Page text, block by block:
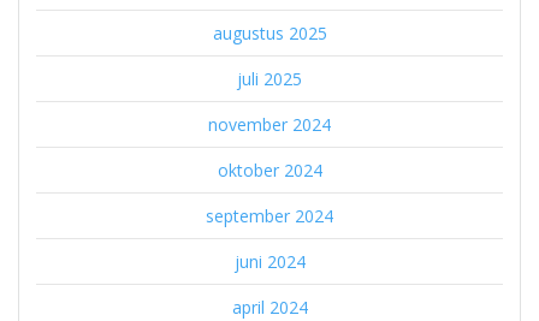
augustus 2025
juli 2025
november 2024
oktober 2024
september 2024
juni 2024
april 2024